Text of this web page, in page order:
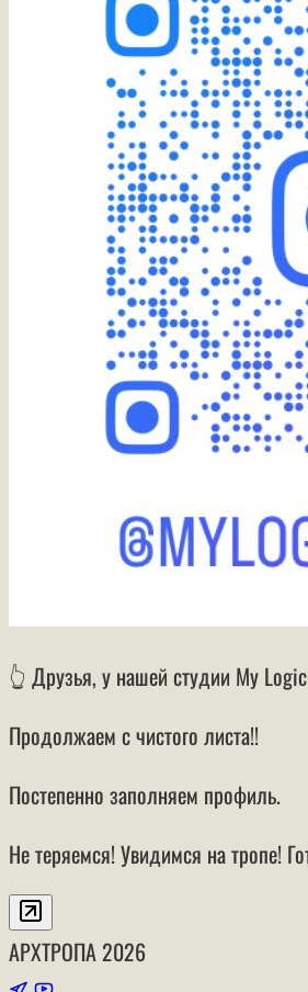
👆 Друзья, у нашей студии My
Продолжаем с чистого листа!!
Постепенно заполняем профиль.
Не теряемся! Увидимся на тропе!
АРХТРОПА 2026